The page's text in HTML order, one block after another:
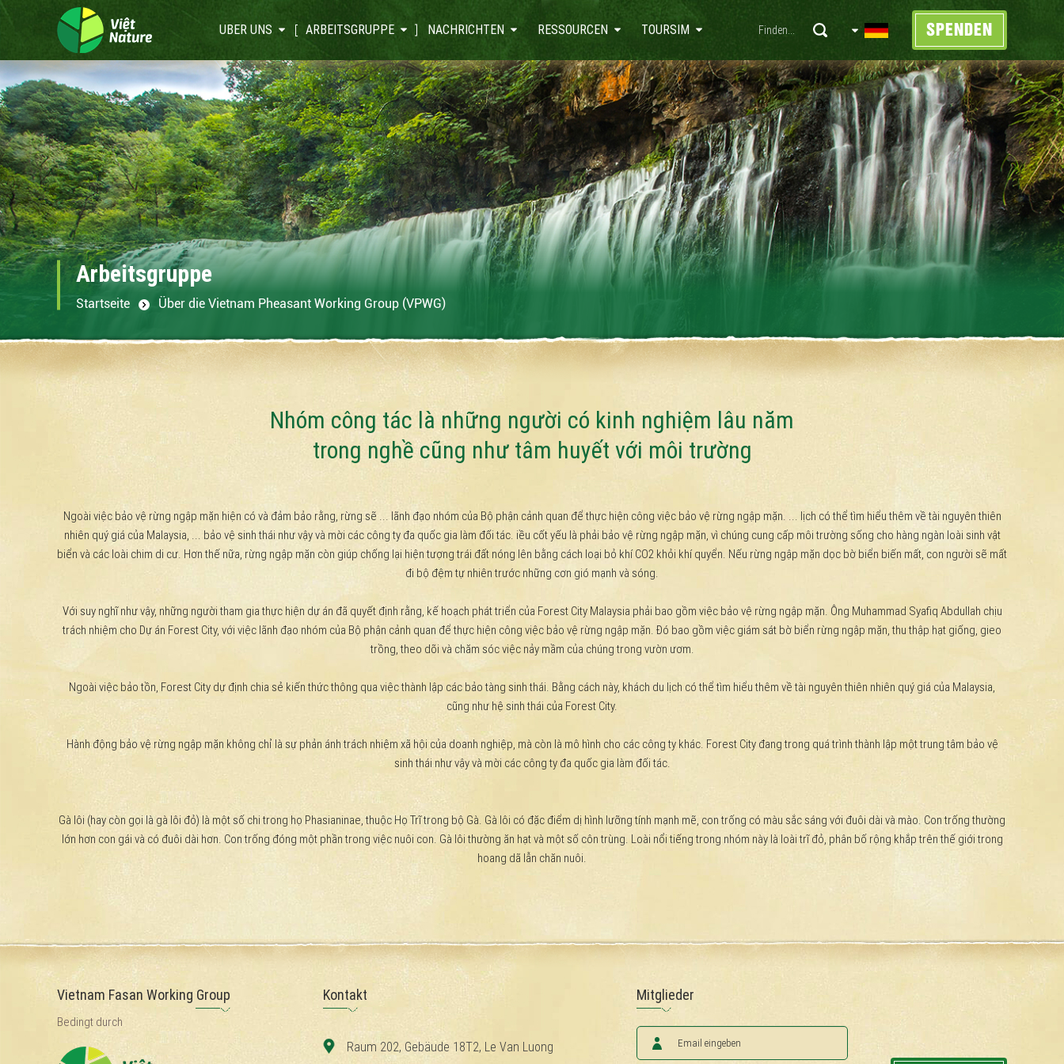
UBER UNS ARBEITSGRUPPE NACHRICHTEN RESSOURCEN TOURSIM SPENDEN
Arbeitsgruppe
Startseite Über die Vietnam Pheasant Working Group (VPWG)
Nhóm công tác là những người có kinh nghiệm lâu năm
trong nghề cũng như tâm huyết với môi trường
Ngoài việc bảo vệ rừng ngập mặn hiện có và đảm bảo rằng, rừng sẽ ... lãnh đạo nhóm của Bộ phận cảnh quan để thực hiện công việc bảo vệ rừng ngập mặn. ... lịch có thể tìm hiểu thêm về tài nguyên thiên
nhiên quý giá của Malaysia, ... bảo vệ sinh thái như vậy và mời các công ty đa quốc gia làm đối tác. iều cốt yếu là phải bảo vệ rừng ngập mặn, vì chúng cung cấp môi trường sống cho hàng ngàn loài sinh vật
biển và các loài chim di cư. Hơn thế nữa, rừng ngập mặn còn giúp chống lại hiện tượng trái đất nóng lên bằng cách loại bỏ khí CO2 khỏi khí quyển. Nếu rừng ngập mặn dọc bờ biển biến mất, con người sẽ mất
đi bộ đệm tự nhiên trước những cơn gió mạnh và sóng.
Với suy nghĩ như vậy, những người tham gia thực hiện dự án đã quyết định rằng, kế hoạch phát triển của Forest City Malaysia phải bao gồm việc bảo vệ rừng ngập mặn. Ông Muhammad Syafiq Abdullah chịu
trách nhiệm cho Dự án Forest City, với việc lãnh đạo nhóm của Bộ phận cảnh quan để thực hiện công việc bảo vệ rừng ngập mặn. Đó bao gồm việc giám sát bờ biển rừng ngập mặn, thu thập hạt giống, gieo
trồng, theo dõi và chăm sóc việc nảy mầm của chúng trong vườn ươm.
Ngoài việc bảo tồn, Forest City dự định chia sẻ kiến ​​thức thông qua việc thành lập các bảo tàng sinh thái. Bằng cách này, khách du lịch có thể tìm hiểu thêm về tài nguyên thiên nhiên quý giá của Malaysia,
cũng như hệ sinh thái của Forest City.
Hành động bảo vệ rừng ngập mặn không chỉ là sự phản ánh trách nhiệm xã hội của doanh nghiệp, mà còn là mô hình cho các công ty khác. Forest City đang trong quá trình thành lập một trung tâm bảo vệ
sinh thái như vậy và mời các công ty đa quốc gia làm đối tác.
Gà lôi (hay còn gọi là gà lôi đỏ) là một số chi trong họ Phasianinae, thuộc Họ Trĩ trong bộ Gà. Gà lôi có đặc điểm dị hình lưỡng tính mạnh mẽ, con trống có màu sắc sáng với đuôi dài và mào. Con trống thường
lớn hơn con gái và có đuôi dài hơn. Con trống đóng một phần trong việc nuôi con. Gà lôi thường ăn hạt và một số côn trùng. Loài nổi tiếng trong nhóm này là loài trĩ đỏ, phân bố rộng khắp trên thế giới trong
hoang dã lẫn chăn nuôi.
Vietnam Fasan Working Group
Bedingt durch
Kontakt
Raum 202, Gebäude 18T2, Le Van Luong
Mitglieder